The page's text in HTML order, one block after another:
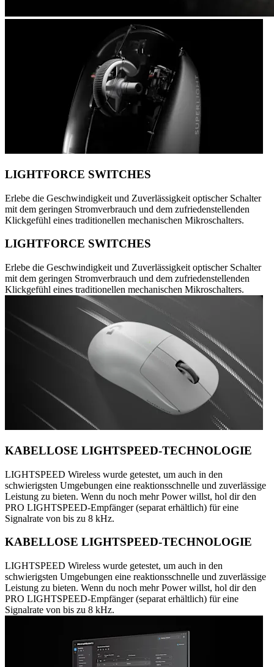
LIGHTFORCE SWITCHES
Erlebe die Geschwindigkeit und Zuverlässigkeit optischer Schalter
mit dem geringen Stromverbrauch und dem zufriedenstellenden
Klickgefühl eines traditionellen mechanischen Mikroschalters.
LIGHTFORCE SWITCHES
Erlebe die Geschwindigkeit und Zuverlässigkeit optischer Schalter
mit dem geringen Stromverbrauch und dem zufriedenstellenden
Klickgefühl eines traditionellen mechanischen Mikroschalters.
KABELLOSE LIGHTSPEED-TECHNOLOGIE
LIGHTSPEED Wireless wurde getestet, um auch in den
schwierigsten Umgebungen eine reaktionsschnelle und zuverlässige
Leistung zu bieten. Wenn du noch mehr Power willst, hol dir den
PRO LIGHTSPEED-Empfänger (separat erhältlich) für eine
Signalrate von bis zu 8 kHz.
KABELLOSE LIGHTSPEED-TECHNOLOGIE
LIGHTSPEED Wireless wurde getestet, um auch in den
schwierigsten Umgebungen eine reaktionsschnelle und zuverlässige
Leistung zu bieten. Wenn du noch mehr Power willst, hol dir den
PRO LIGHTSPEED-Empfänger (separat erhältlich) für eine
Signalrate von bis zu 8 kHz.